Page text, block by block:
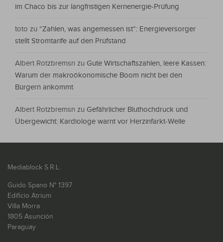
im Chaco bis zur langfristigen Kernenergie-Prüfung
toto zu “Zahlen, was angemessen ist“: Energieversorger
stellt Stromtarife auf den Prüfstand
Albert Rotzbremsn zu Gute Wirtschaftszahlen, leere Kassen:
Warum der makroökonomische Boom nicht bei den
Bürgern ankommt
Albert Rotzbremsn zu Gefährlicher Bluthochdruck und
Übergewicht: Kardiologe warnt vor Herzinfarkt-Welle
Mediablock S.R.L.
Guido Spano N° 1397
Edificio Atrium
Villa Morra
1805 Asunción
Paraguay